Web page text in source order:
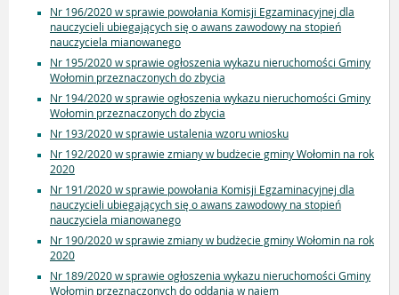
Nr 196/2020 w sprawie powołania Komisji Egzaminacyjnej dla
nauczycieli ubiegających się o awans zawodowy na stopień
nauczyciela mianowanego
Nr 195/2020 w sprawie ogłoszenia wykazu nieruchomości Gminy
Wołomin przeznaczonych do zbycia
Nr 194/2020 w sprawie ogłoszenia wykazu nieruchomości Gminy
Wołomin przeznaczonych do zbycia
Nr 193/2020 w sprawie ustalenia wzoru wniosku
Nr 192/2020 w sprawie zmiany w budżecie gminy Wołomin na rok
2020
Nr 191/2020 w sprawie powołania Komisji Egzaminacyjnej dla
nauczycieli ubiegających się o awans zawodowy na stopień
nauczyciela mianowanego
Nr 190/2020 w sprawie zmiany w budżecie gminy Wołomin na rok
2020
Nr 189/2020 w sprawie ogłoszenia wykazu nieruchomości Gminy
Wołomin przeznaczonych do oddania w najem